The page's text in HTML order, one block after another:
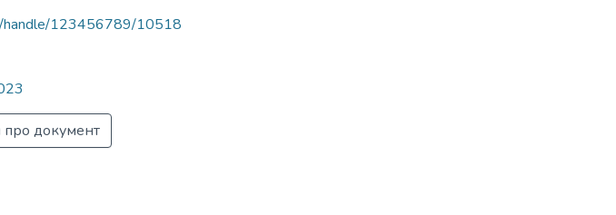
handle/123456789/10518
про документ